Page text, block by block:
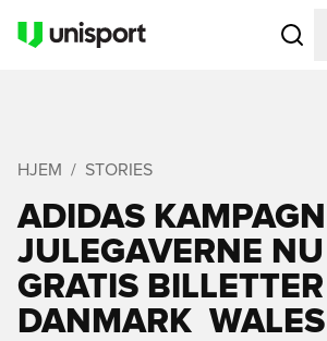
HJEM STORIES
ADIDAS
JULEGAVERNE
GRATIS
DANMARK  WALES